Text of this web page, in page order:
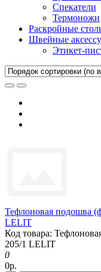
Спекатели
Термоножи
Раскройные
Швейные
Этикет-
Тефлоновая подошва
LELIT
Код товара:
205/1 LELIT
0
0р.